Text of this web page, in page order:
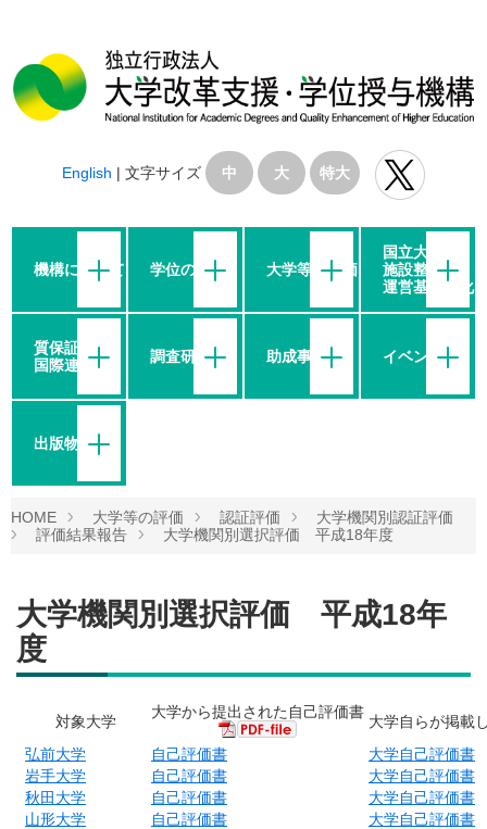
English | 文字サイズ 中 大 特大
機構について 学位の授与 大学等の評価
国立大学の
施設整備・
運営基盤強化
質保証・
国際連携
調査研究 助成事業 イベント
出版物等
HOME 大学等の評価 認証評価
大学機関別認証評価
評価結果報告
大学機関別選択評価 平成18年度
大学機関別選択評価 平成18年
度
対象大学
大学から提出された自己評価書
大学自らが掲載
弘前大学
自己評価書
大学自己評価書
岩手大学
自己評価書
大学自己評価書
秋田大学
自己評価書
大学自己評価書
山形大学
自己評価書
大学自己評価書